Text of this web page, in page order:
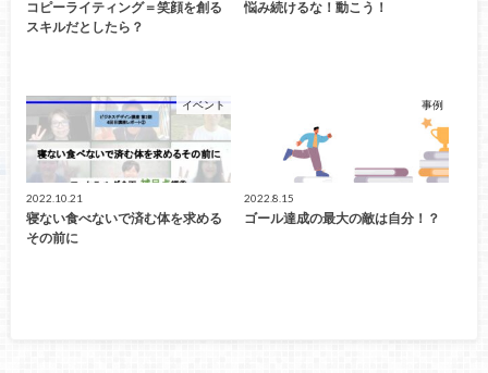
コピーライティング＝笑顔を創る
スキルだとしたら？
悩み続けるな！動こう！
イベント
2022.10.21
寝ない食べないで済む体を求める
その前に
事例
2022.8.15
ゴール達成の最大の敵は自分！？